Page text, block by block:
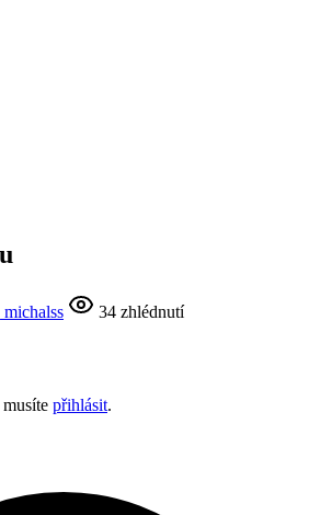
michalss 34 zhlédnutí
přihlásit.